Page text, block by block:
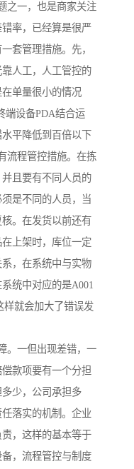
之一，也是商家关注
率，已经算是很严
套管理措施。先，
人工，人工管控的
单量很小的情况
端设备PDA结合运
平降低到百倍以下
流程管控措施。在拣
且要有不同人员的
是不同的人员，当
。在发货以前还有
上架时，库位一定
，在系统中与实物
统中对应的是A001
样就会加大了错误发
。一但出现差错，一
款项要有一个分担
少，公司承担多
落实的机制。企业
，这样的基本等于
，流程管控与制度